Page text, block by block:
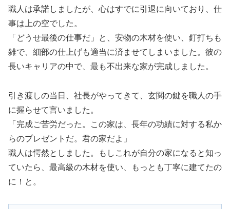
職人は承諾しましたが、心はすでに引退に向いており、仕
事は上の空でした。
「どうせ最後の仕事だ」と、安物の木材を使い、釘打ちも
雑で、細部の仕上げも適当に済ませてしまいました。彼の
長いキャリアの中で、最も不出来な家が完成しました。
引き渡しの当日、社長がやってきて、玄関の鍵を職人の手
に握らせて言いました。
「完成ご苦労だった。この家は、長年の功績に対する私か
らのプレゼントだ。君の家だよ」
職人は愕然としました。もしこれが自分の家になると知っ
ていたら、最高級の木材を使い、もっとも丁寧に建てたの
に！と。